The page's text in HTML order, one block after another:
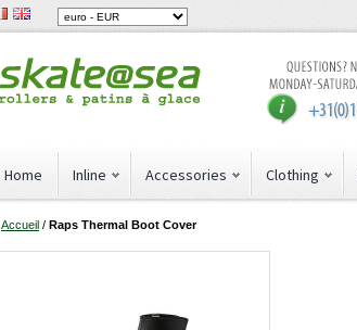
Home Inline Accessories Clothing
Accueil / Raps Thermal Boot Cover